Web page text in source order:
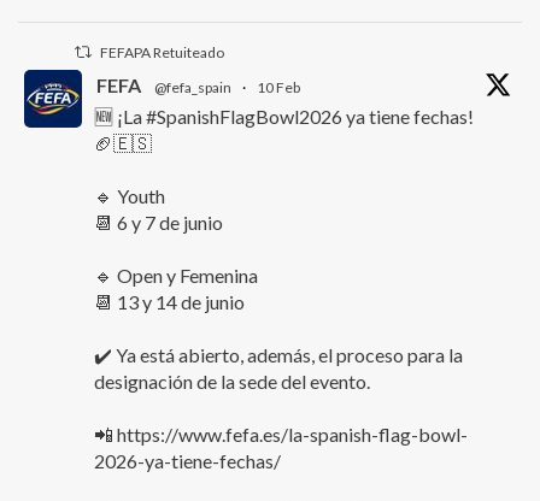
FEFAPA Retuiteado
FEFA @fefa_spain · 10 Feb
🆕 ¡La #SpanishFlagBowl2026 ya tiene fechas!
🏈🇪🇸
🔹 Youth
📆 6 y 7 de junio
🔹 Open y Femenina
📆 13 y 14 de junio
✔️ Ya está abierto, además, el proceso para la
designación de la sede del evento.
📲 https://www.fefa.es/la-spanish-flag-bowl-
2026-ya-tiene-fechas/